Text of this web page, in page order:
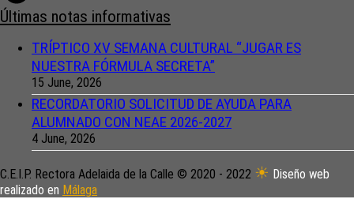
Últimas notas informativas
TRÍPTICO XV SEMANA CULTURAL “JUGAR ES
NUESTRA FÓRMULA SECRETA”
15 June, 2026
RECORDATORIO SOLICITUD DE AYUDA PARA
ALUMNADO CON NEAE 2026-2027
4 June, 2026
C.E.I.P. Rectora Adelaida de la Calle © 2020 - 2022 ☀ Diseño web
realizado en Málaga